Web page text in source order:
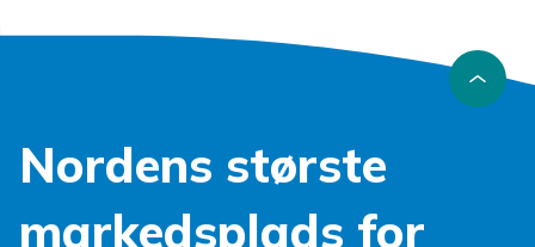
Nordens største
markedsplads for